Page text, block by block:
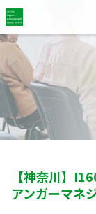
【神奈川】
アンガーマネ